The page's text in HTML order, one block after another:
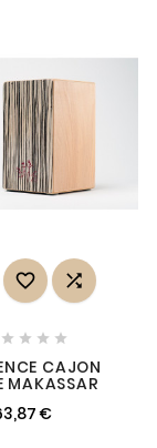
 
   
CAJON
MAKASSAR
€